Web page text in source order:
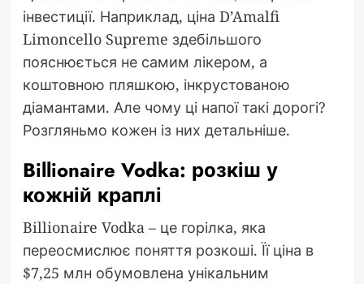
інвестиції. Наприклад, ціна D’Amalfi
Limoncello Supreme здебільшого
пояснюється не самим лікером, а
коштовною пляшкою, інкрустованою
діамантами. Але чому ці напої такі дорогі?
Розгляньмо кожен із них детальніше.
Billionaire Vodka: розкіш у
кожній краплі
Billionaire Vodka – це горілка, яка
переосмислює поняття розкоші. Її ціна в
$7,25 млн обумовлена унікальним